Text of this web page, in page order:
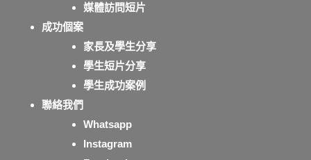
媒體訪問短片
成功個案
家長及學生分享
學生短片分享
學生成功案例
聯絡我們
Whatsapp
Instagram